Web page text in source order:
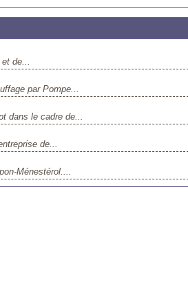
de...
par Pompe...
dans le cadre de...
de...
Ménestérol....